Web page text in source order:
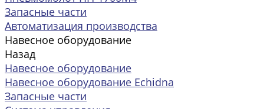
Запасные части
Автоматизация производства
Навесное оборудование
Назад
Навесное оборудование
Навесное оборудование Echidna
Запасные части